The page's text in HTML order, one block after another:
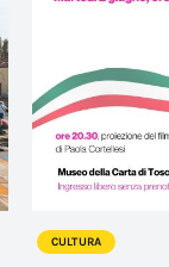
CULTURA